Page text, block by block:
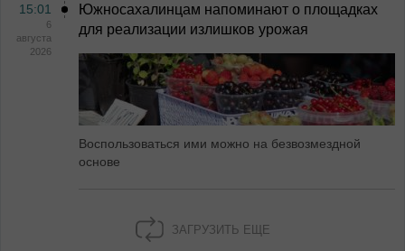
15:01
6
августа
2026
Южносахалинцам напоминают о площадках
для реализации излишков урожая
Воспользоваться ими можно на безвозмездной
основе
ЗАГРУЗИТЬ ЕЩЕ